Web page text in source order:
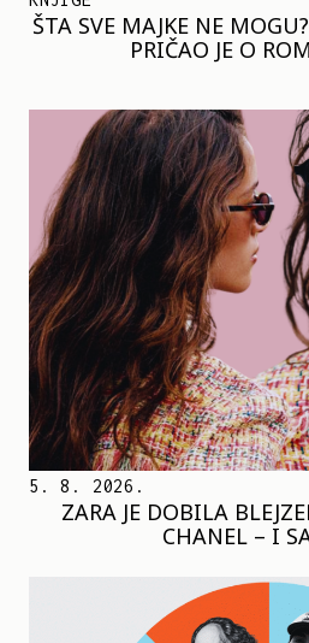
ŠTA SVE MAJKE NE
PRIČAO JE O
5. 8. 2026.
ZARA JE DOBILA
CHANEL – I